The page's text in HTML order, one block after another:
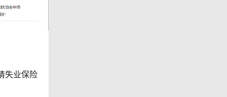
失业保险